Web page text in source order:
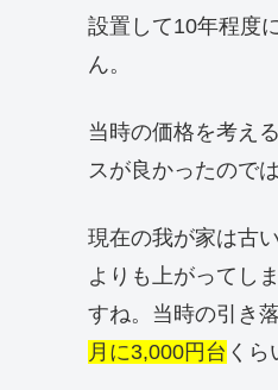
設置して10年程度
ん。
当時の価格を考え
スが良かったので
現在の我が家は古
よりも上がってし
すね。当時の引き
月に3,000円台 くら